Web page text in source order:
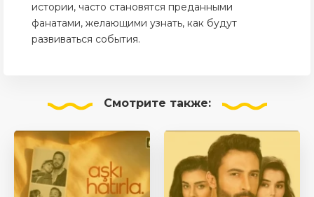
истории, часто становятся преданными
фанатами, желающими узнать, как будут
развиваться события.
Смотрите также: